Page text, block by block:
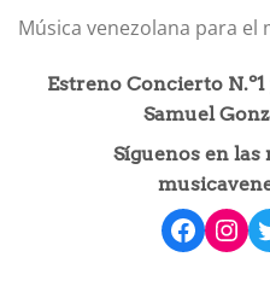
Música venezolana para el
Estreno Concierto
Samuel
Síguenos en las